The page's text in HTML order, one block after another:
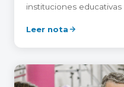
instituciones
Leer nota